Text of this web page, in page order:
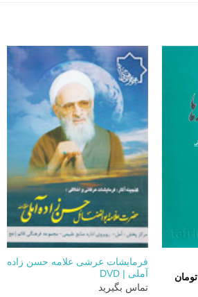
تومانقیمت
۶۱۰.۰۰۰ تومان.
فرمایشات عرشی علامه حسن زاده
آملی | DVD
تماس بگیرید